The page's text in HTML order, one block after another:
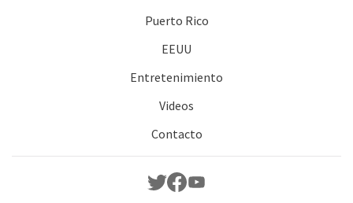
Puerto Rico
EEUU
Entretenimiento
Videos
Contacto